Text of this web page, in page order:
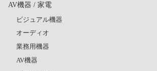
AV機器 / 家電
ビジュアル機器
オーディオ
業務用機器
AV機器